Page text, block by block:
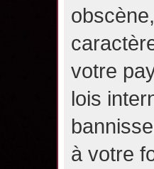
votre
lois
à votre